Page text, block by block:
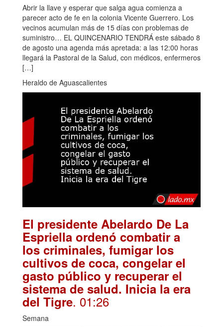
Abrir la llave y esperar que salga agua comienza a
parecer acto de fe en la colonia Vicente Guerrero. Los
vecinos acumulan más de 15 días con problemas de
suministro… EL QUINCENARIO TENDRÁ este sábado 8
de agosto una agenda más apretada: a las 12:00 horas
llegará la Pastoral de la Salud, con médicos, enfermeros
[…]
Heraldo de Aguascalientes
El presidente Abelardo De La
Espriella ordenó combatir a
los criminales, fumigar los
cultivos de coca, congelar el
gasto público y recuperar el
sistema de salud. Inicia la era
del Tigre. 01:26
Semana